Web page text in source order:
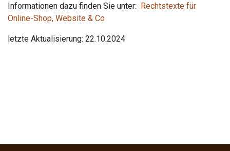
Informationen dazu finden Sie unter: Rechtstexte für
Online-Shop, Website & Co
letzte Aktualisierung: 22.10.2024